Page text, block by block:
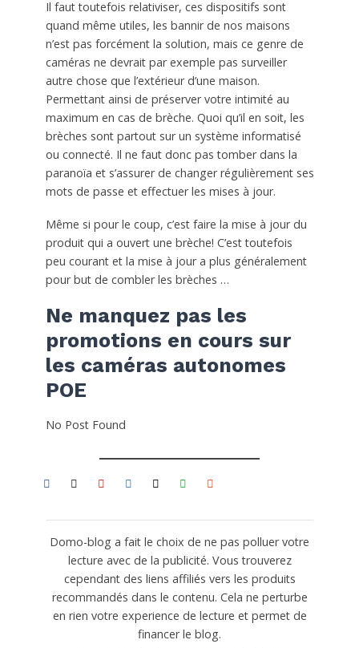
Il faut toutefois relativiser, ces dispositifs sont
quand même utiles, les bannir de nos maisons
n’est pas forcément la solution, mais ce genre de
caméras ne devrait par exemple pas surveiller
autre chose que l’extérieur d’une maison.
Permettant ainsi de préserver votre intimité au
maximum en cas de brèche. Quoi qu’il en soit, les
brèches sont partout sur un système informatisé
ou connecté. Il ne faut donc pas tomber dans la
paranoïa et s’assurer de changer régulièrement ses
mots de passe et effectuer les mises à jour.
Même si pour le coup, c’est faire la mise à jour du
produit qui a ouvert une brèche! C’est toutefois
peu courant et la mise à jour a plus généralement
pour but de combler les brèches …
Ne manquez pas les
promotions en cours sur
les caméras autonomes
POE
No Post Found
Domo-blog a fait le choix de ne pas polluer votre
lecture avec de la publicité. Vous trouverez
cependant des liens affiliés vers les produits
recommandés dans le contenu. Cela ne perturbe
en rien votre experience de lecture et permet de
financer le blog.